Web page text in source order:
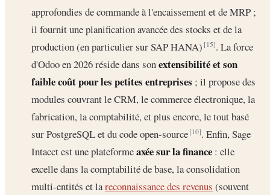
approfondies de commande à l'encaissement et de MRP ;
il fournit une planification avancée des stocks et de la
production (en particulier sur SAP HANA)[15]. La force
d'Odoo en 2026 réside dans sonextensibilité et son
faible coût pour les petites entreprises ; il propose des
modules couvrant le CRM, le commerce électronique, la
fabrication, la comptabilité, et plus encore, le tout basé
sur PostgreSQL et du code open-source[10]. Enfin, Sage
Intacct est une plateformeaxée sur la finance : elle
excelle dans la comptabilité de base, la consolidation
multi-entités et lareconnaissance des revenus (souvent